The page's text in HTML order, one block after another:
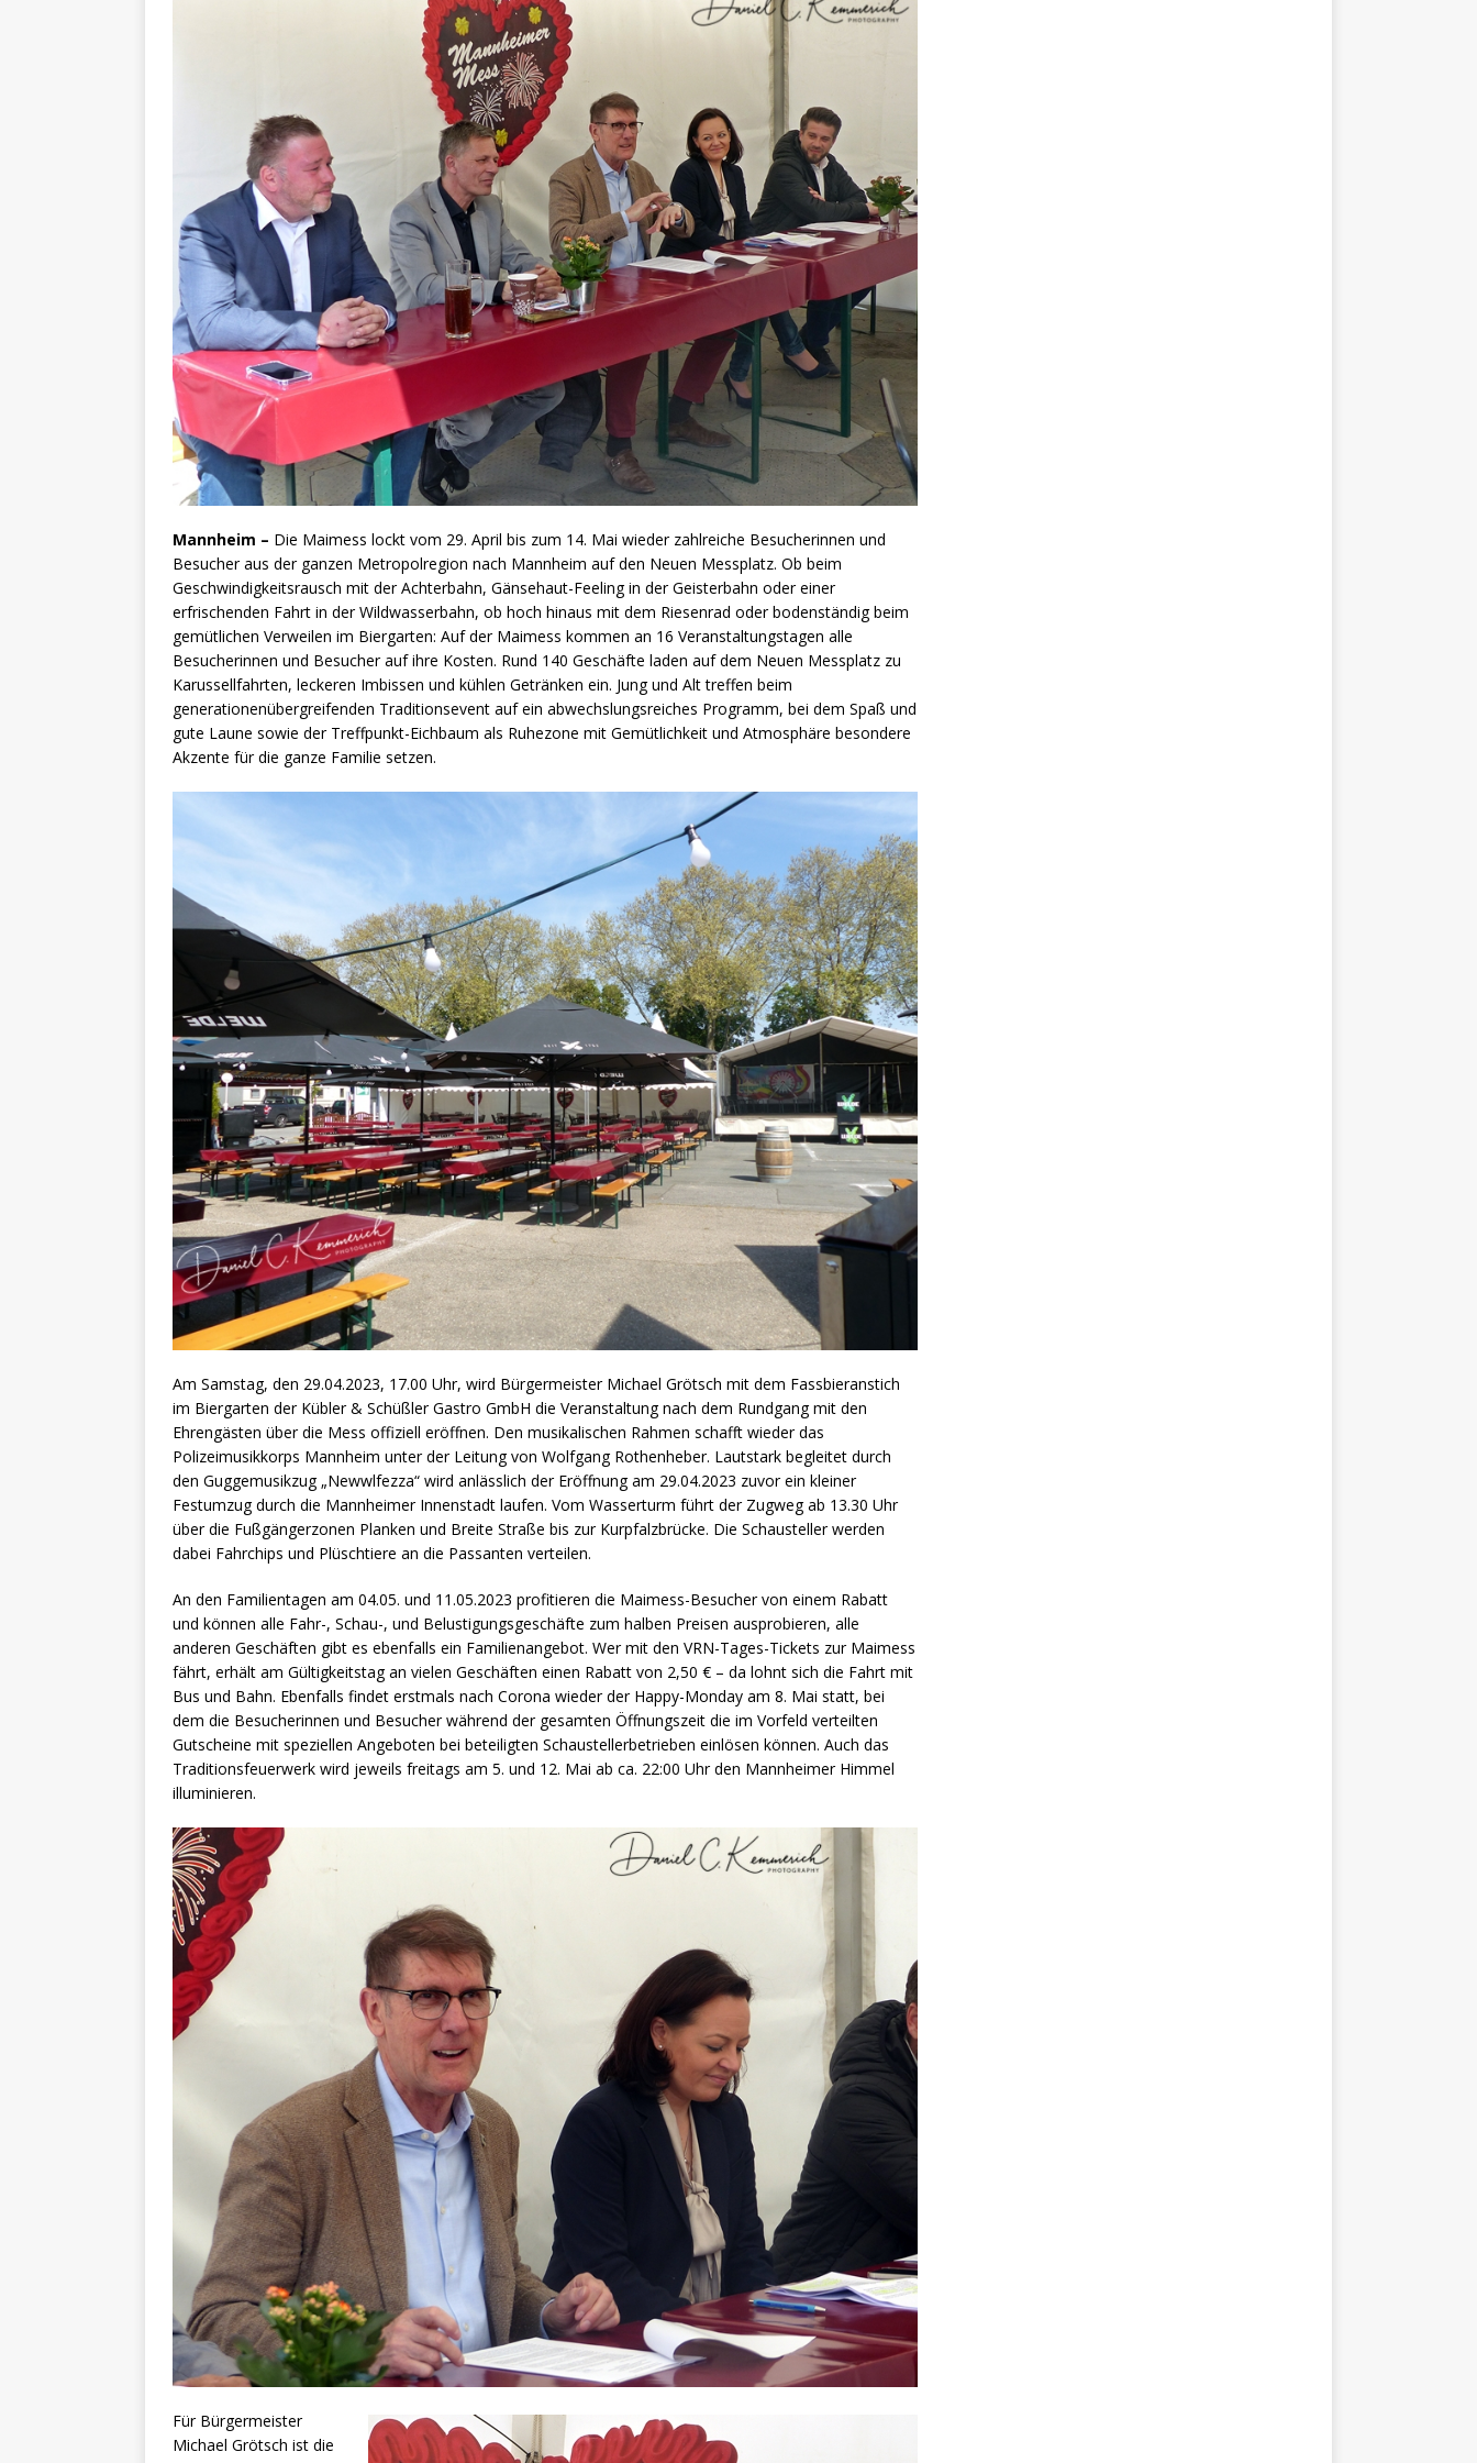
[ 29. März 2024 ] Polizei / Konsumcannabisgesetz (KCanG) BLAULICHTMELDUNGEN
Mannheim – Die Maimess lockt vom 29. April bis zum 14. Mai wieder zahlreiche Besucherinnen und
Besucher aus der ganzen Metropolregion nach Mannheim auf den Neuen Messplatz. Ob beim
Geschwindigkeitsrausch mit der Achterbahn, Gänsehaut-Feeling in der Geisterbahn oder einer
erfrischenden Fahrt in der Wildwasserbahn, ob hoch hinaus mit dem Riesenrad oder bodenständig beim
gemütlichen Verweilen im Biergarten: Auf der Maimess kommen an 16 Veranstaltungstagen alle
Besucherinnen und Besucher auf ihre Kosten. Rund 140 Geschäfte laden auf dem Neuen Messplatz zu
Karussellfahrten, leckeren Imbissen und kühlen Getränken ein. Jung und Alt treffen beim
generationenübergreifenden Traditionsevent auf ein abwechslungsreiches Programm, bei dem Spaß und
gute Laune sowie der Treffpunkt-Eichbaum als Ruhezone mit Gemütlichkeit und Atmosphäre besondere
Akzente für die ganze Familie setzen.
Am Samstag, den 29.04.2023, 17.00 Uhr, wird Bürgermeister Michael Grötsch mit dem Fassbieranstich
im Biergarten der Kübler & Schüßler Gastro GmbH die Veranstaltung nach dem Rundgang mit den
Ehrengästen über die Mess offiziell eröffnen. Den musikalischen Rahmen schafft wieder das
Polizeimusikkorps Mannheim unter der Leitung von Wolfgang Rothenheber. Lautstark begleitet durch
den Guggemusikzug „Newwlfezza“ wird anlässlich der Eröffnung am 29.04.2023 zuvor ein kleiner
Festumzug durch die Mannheimer Innenstadt laufen. Vom Wasserturm führt der Zugweg ab 13.30 Uhr
über die Fußgängerzonen Planken und Breite Straße bis zur Kurpfalzbrücke. Die Schausteller werden
dabei Fahrchips und Plüschtiere an die Passanten verteilen.
An den Familientagen am 04.05. und 11.05.2023 profitieren die Maimess-Besucher von einem Rabatt
und können alle Fahr-, Schau-, und Belustigungsgeschäfte zum halben Preisen ausprobieren, alle
anderen Geschäften gibt es ebenfalls ein Familienangebot. Wer mit den VRN-Tages-Tickets zur Maimess
fährt, erhält am Gültigkeitstag an vielen Geschäften einen Rabatt von 2,50 € – da lohnt sich die Fahrt mit
Bus und Bahn. Ebenfalls findet erstmals nach Corona wieder der Happy-Monday am 8. Mai statt, bei
dem die Besucherinnen und Besucher während der gesamten Öffnungszeit die im Vorfeld verteilten
Gutscheine mit speziellen Angeboten bei beteiligten Schaustellerbetrieben einlösen können. Auch das
Traditionsfeuerwerk wird jeweils freitags am 5. und 12. Mai ab ca. 22:00 Uhr den Mannheimer Himmel
illuminieren.
Für Bürgermeister
Michael Grötsch ist die